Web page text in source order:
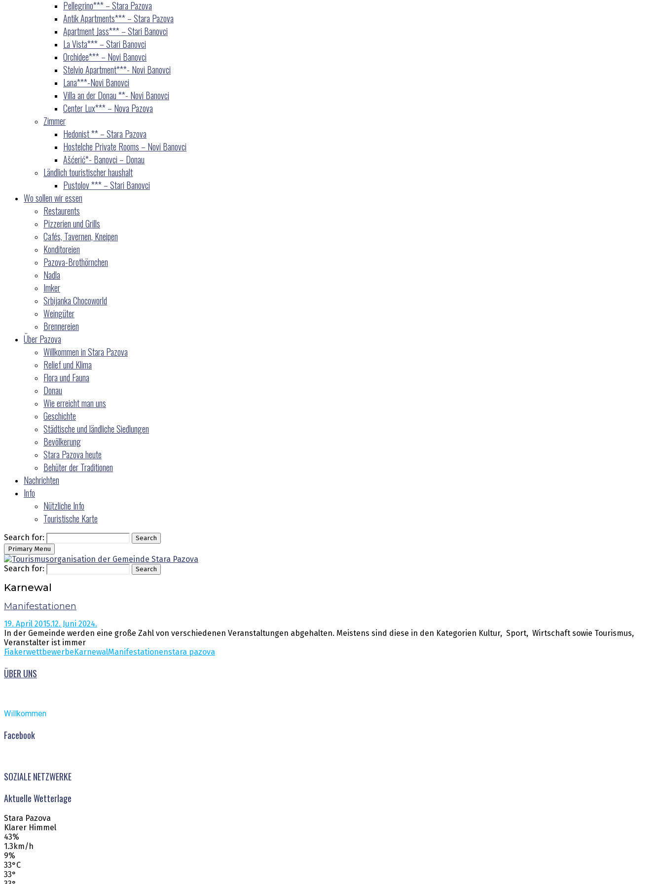
Pellegrino*** – Stara Pazova
Antik Apartments*** – Stara Pazova
Apartment Jass*** – Stari Banovci
La Vista*** – Stari Banovci
Orchidee*** – Novi Banovci
Stelvio Apartment***- Novi Banovci
Lana***-Novi Banovci
Villa an der Donau **- Novi Banovci
Center Lux*** – Nova Pazova
Zimmer
Hedonist ** – Stara Pazova
Hostelche Private Rooms – Novi Banovci
Ašćerić*- Banovci – Donau
Ländlich touristischer haushalt
Pustolov *** – Stari Banovci
Wo sollen wir essen
Restaurents
Pizzerien und Grills
Cafés, Tavernen, Kneipen
Konditoreien
Pazova-Brothörnchen
Nadla
Imker
Srbijanka Chocoworld
Weingüter
Brennereien
Über Pazova
Willkommen in Stara Pazova
Relief und Klima
Flora und Fauna
Donau
Wie erreicht man uns
Geschichte
Städtische und ländliche Siedlungen
Bevölkerung
Stara Pazova heute
Behüter der Traditionen
Nachrichten
Info
Nützliche Info
Touristische Karte
Search for:
Search
Primary Menu
Search for: Search
Karnewal
Manifestationen
19. April 2015.12. Juni 2024.
In der Gemeinde werden eine große Zahl von verschiedenen Veranstaltungen abgehalten. Meistens sind diese in den Kategorien Kultur, Sport, Wirtschaft sowie Tourismus,
Veranstalter ist immer
Fiakerwettbewerbe KarnewalManifestationenstara pazova
ÜBER UNS
Willkommen
Facebook
SOZIALE NETZWERKE
Aktuelle Wetterlage
Stara Pazova
Klarer Himmel
43%
1.3km/h
9%
33°C
33°